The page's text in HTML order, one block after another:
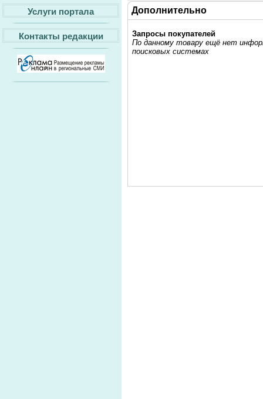
Услуги портала
Контакты редакции
Дополнительно
Запросы покупателей
По данному товару ещё нет
поисковых системах